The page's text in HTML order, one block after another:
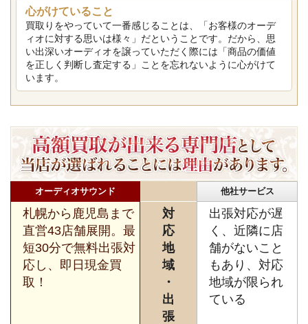
心がけていること
買取りをやっていて一番感じることは、「お客様のオーデ
ィオに対する思いは様々」だということです。だから、思
い出深いオーディオを譲っていただく際には「商品の価値
を正しく判断し査定する」ことを忘れないように心がけて
います。
オーディオサウンド 他社サービス
札幌から鹿児島まで
直営43店舗展開。最
短30分で無料出張対
応し、即日現金買
取！
対
応
地
域
・
出
張
出張対応が遅
く、近隣に店
舗がないこと
もあり、対応
地域が限られ
ている